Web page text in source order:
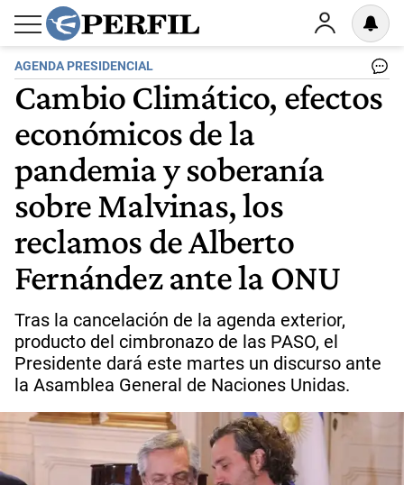
AGENDA PRESIDENCIAL
Cambio Climático, efectos
económicos de la
pandemia y soberanía
sobre Malvinas, los
reclamos de Alberto
Fernández ante la ONU
Tras la cancelación de la agenda exterior,
producto del cimbronazo de las PASO, el
Presidente dará este martes un discurso ante
la Asamblea General de Naciones Unidas.